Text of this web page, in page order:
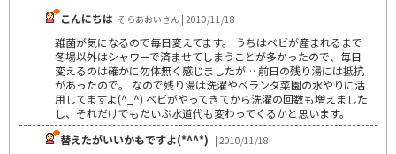
こんにちは そらあおいさん | 2010/11/18
雑菌が気になるので毎日変えてます。 うちはベビが産まれるまで
冬場以外はシャワーで済ませてしまうことが多かったので、毎日
変えるのは確かに勿体無く感じましたが… 前日の残り湯には抵抗
があったので。 なので残り湯は洗濯やベランダ菜園の水やりに活
用してますよ(^_^) ベビがやってきてから洗濯の回数も増えました
し、それだけでもだいぶ水道代も変わってくるかと思います。
替えたがいいかもですよ(*^^*) | 2010/11/18